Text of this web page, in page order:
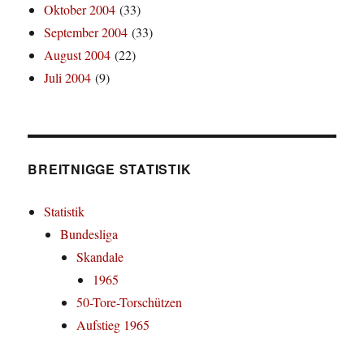
Oktober 2004 (33)
September 2004 (33)
August 2004 (22)
Juli 2004 (9)
BREITNIGGE STATISTIK
Statistik
Bundesliga
Skandale
1965
50-Tore-Torschützen
Aufstieg 1965